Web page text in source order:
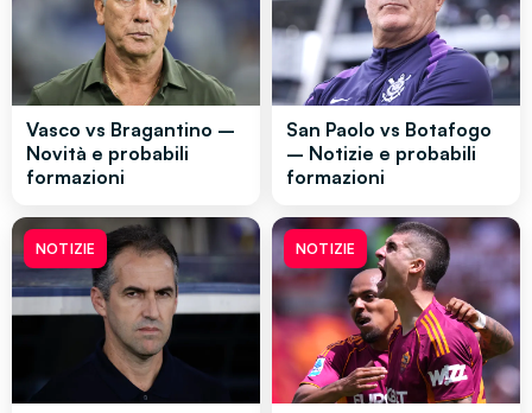
Vasco vs Bragantino –
Novità e probabili
formazioni
San Paolo vs Botafogo
– Notizie e probabili
formazioni
NOTIZIE NOTIZIE